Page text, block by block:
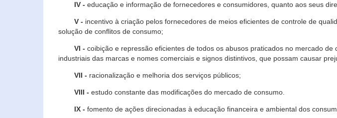
IV - educação e informação de fornecedores e consumidores, quanto aos seus
V - incentivo à criação pelos fornecedores de meios eficientes de controle de
solução de conflitos de consumo;
VI - coibição e repressão eficientes de todos os abusos praticados no mercado
industriais das marcas e nomes comerciais e signos distintivos, que possam causar
VII - racionalização e melhoria dos serviços públicos;
VIII - estudo constante das modificações do mercado de consumo.
IX - fomento de ações direcionadas à educação financeira e ambiental dos